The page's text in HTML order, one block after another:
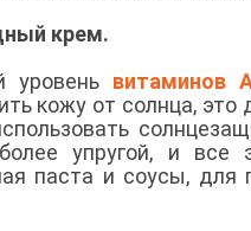
крем.
уровень витаминов
кожу от солнца, это
упругой, и все
паста и соусы, для